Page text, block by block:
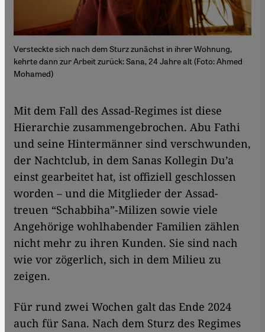
Versteckte sich nach dem Sturz zunächst in ihrer Wohnung,
kehrte dann zur Arbeit zurück: Sana, 24 Jahre alt (Foto: Ahmed
Mohamed)
Mit dem Fall des Assad-Regimes ist diese
Hierarchie zusammengebrochen. Abu Fathi
und seine Hintermänner sind verschwunden,
der Nachtclub, in dem Sanas Kollegin Du’a
einst gearbeitet hat, ist offiziell geschlossen
worden – und die Mitglieder der Assad-
treuen “Schabbiha”-Milizen sowie viele
Angehörige wohlhabender Familien zählen
nicht mehr zu ihren Kunden. Sie sind nach
wie vor zögerlich, sich in dem Milieu zu
zeigen.
Für rund zwei Wochen galt das Ende 2024
auch für Sana. Nach dem Sturz des Regimes